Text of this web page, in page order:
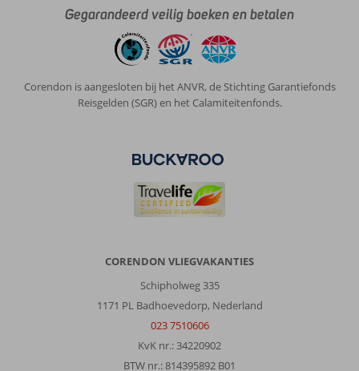
Gegarandeerd veilig boeken en betalen
Corendon is aangesloten bij het ANVR, de Stichting Garantiefonds
Reisgelden (SGR) en het Calamiteitenfonds.
CORENDON VLIEGVAKANTIES
Schipholweg 335
1171 PL Badhoevedorp, Nederland
023 7510606
KvK nr.: 34220902
BTW nr.: 814395892 B01